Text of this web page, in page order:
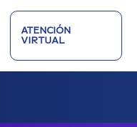
ATENCIÓN
VIRTUAL